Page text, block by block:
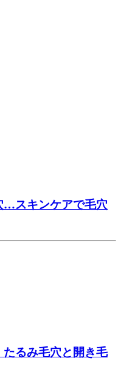
…スキンケアで毛穴
るみ毛穴と開き毛